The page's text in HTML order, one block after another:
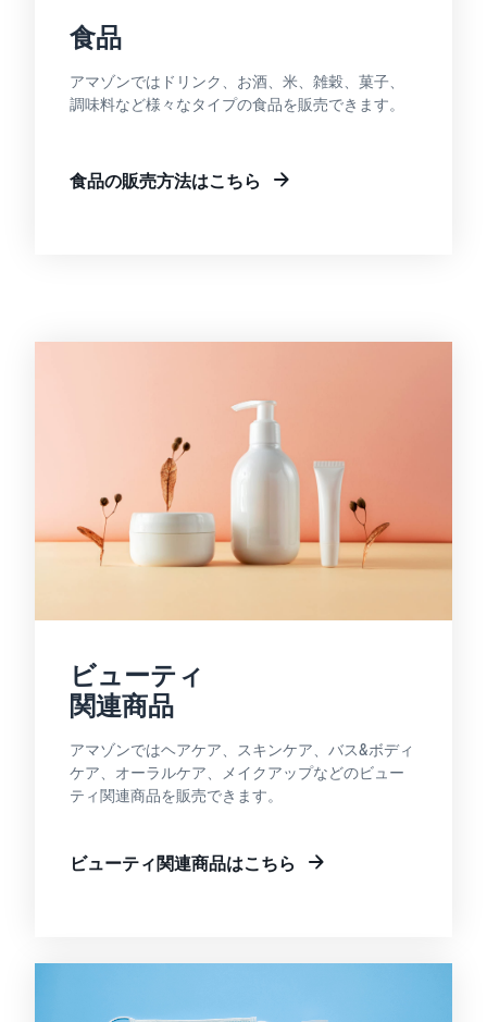
食品
アマゾンではドリンク、お酒、米、雑穀、菓子、
調味料など様々なタイプの食品を販売できます。
食品の販売方法はこちら
ビューティ
関連商品
アマゾンではヘアケア、スキンケア、バス&ボディ
ケア、オーラルケア、メイクアップなどのビュー
ティ関連商品を販売できます。
ビューティ関連商品はこちら